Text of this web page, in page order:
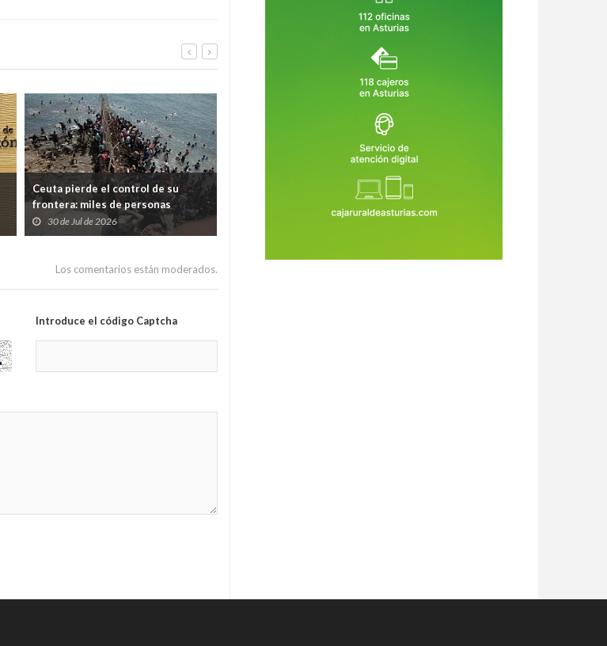
Ceuta pierde el control de su
frontera: miles de personas
desbordan el Tarajal y ponen a
España ante una crisis de Estado
30 de Jul de 2026
Indultar también puede corromper:
Justicia en un privilegio
le costaron la Agencia de Salud
Los comentarios están moderados.
Introduce el código Captcha